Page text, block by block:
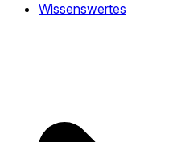
Wissenswertes